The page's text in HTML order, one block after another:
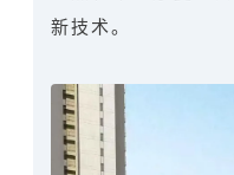
新技术。